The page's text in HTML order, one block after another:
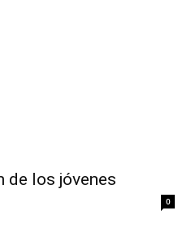
de los jóvenes
0